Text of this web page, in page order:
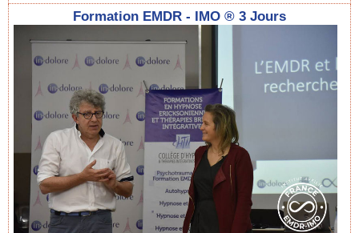
Formation EMDR - IMO ® 3 Jours